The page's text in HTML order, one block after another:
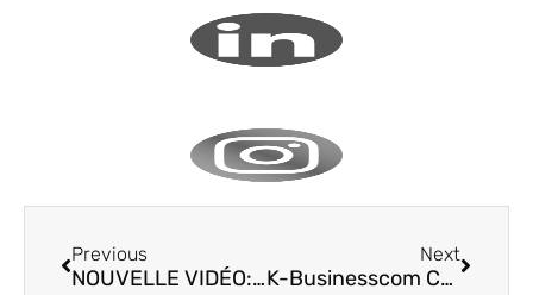
Previous
NOUVELLE VIDÉO: SOLUTIONS POUR LES SOINS DE SANTÉ!
Next
K-Businesscom Certifié En Tant Que Partenaire Premium !